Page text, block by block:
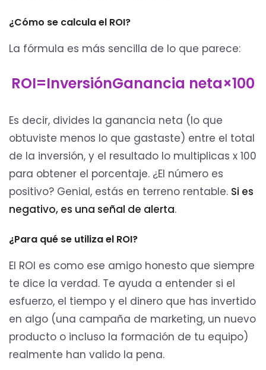
¿Cómo se calcula el ROI?
La fórmula es más sencilla de lo que parece:
ROI=InversiónGanancia neta×100
Es decir, divides la ganancia neta (lo que
obtuviste menos lo que gastaste) entre el total
de la inversión, y el resultado lo multiplicas x 100
para obtener el porcentaje. ¿El número es
positivo? Genial, estás en terreno rentable. Si es
negativo, es una señal de alerta.
¿Para qué se utiliza el ROI?
El ROI es como ese amigo honesto que siempre
te dice la verdad. Te ayuda a entender si el
esfuerzo, el tiempo y el dinero que has invertido
en algo (una campaña de marketing, un nuevo
producto o incluso la formación de tu equipo)
realmente han valido la pena.